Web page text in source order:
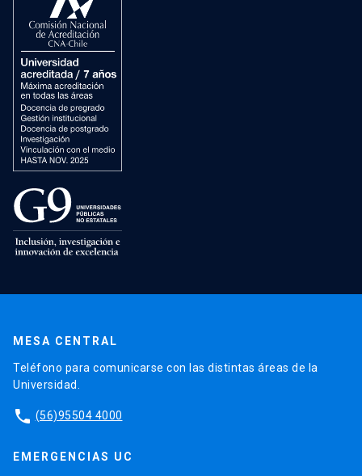
MESA CENTRAL
Teléfono para comunicarse con las distintas áreas de la
Universidad.
phone (56)95504 4000
EMERGENCIAS UC